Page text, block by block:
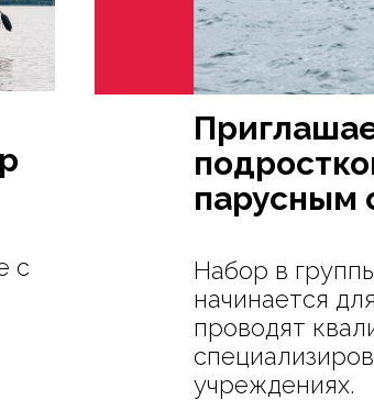
с
парусным
Набор в
начинается
проводят
учреждениях.